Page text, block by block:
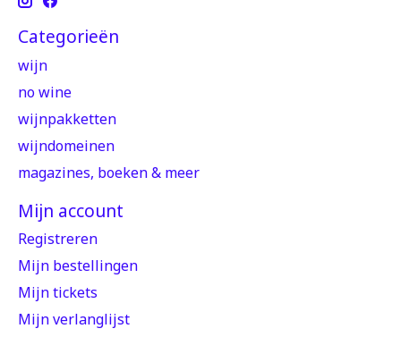
Categorieën
wijn
no wine
wijnpakketten
wijndomeinen
magazines, boeken & meer
Mijn account
Registreren
Mijn bestellingen
Mijn tickets
Mijn verlanglijst